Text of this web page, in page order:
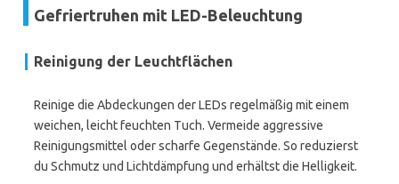
Gefriertruhen mit LED-Beleuchtung
Reinigung der Leuchtflächen
Reinige die Abdeckungen der LEDs regelmäßig mit einem
weichen, leicht feuchten Tuch. Vermeide aggressive
Reinigungsmittel oder scharfe Gegenstände. So reduzierst
du Schmutz und Lichtdämpfung und erhältst die Helligkeit.